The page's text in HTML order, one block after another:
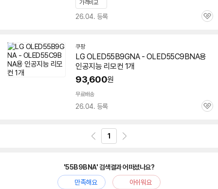
가격비교
26.04. 등록
관
쿠팡
LG OLED55B9GNA - OLED55C9BNA용
인공지능 리모컨 1개
93,600원
무료배송
26.04. 등록
관
1
'55B9BNA' 검색결과 어떠셨나요?
만족해요
아쉬워요